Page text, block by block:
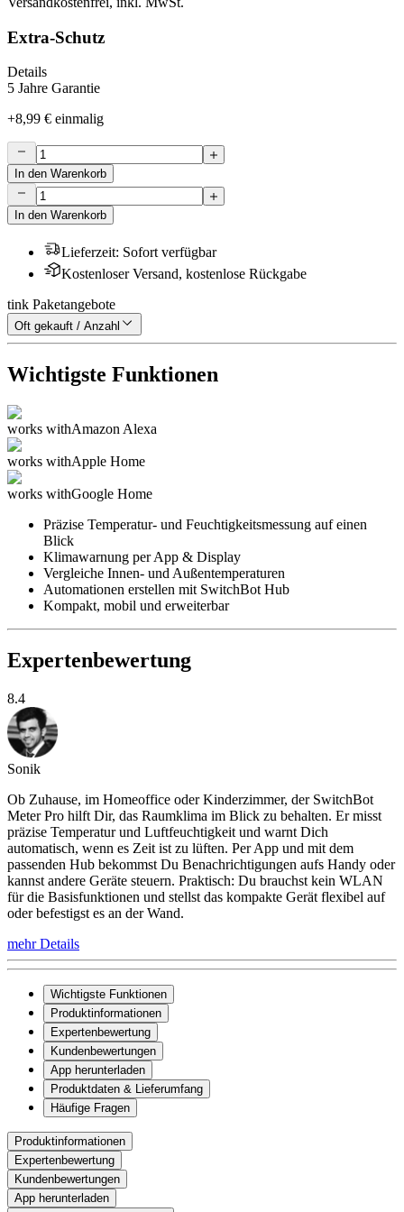
Extra-Schutz
Details
5 Jahre Garantie
+8,99 € einmalig
In den Warenkorb
In den Warenkorb
Lieferzeit: Sofort verfügbar
Kostenloser Versand, kostenlose Rückgabe
tink Paketangebote
Oft gekauft / Anzahl
Wichtigste Funktionen
works withAmazon Alexa
works withApple Home
works withGoogle Home
Präzise Temperatur- und Feuchtigkeitsmessung auf einen
Blick
Klimawarnung per App & Display
Vergleiche Innen- und Außentemperaturen
Automationen erstellen mit SwitchBot Hub
Kompakt, mobil und erweiterbar
Expertenbewertung
8.4
Sonik
Ob Zuhause, im Homeoffice oder Kinderzimmer, der SwitchBot
Meter Pro hilft Dir, das Raumklima im Blick zu behalten. Er misst
präzise Temperatur und Luftfeuchtigkeit und warnt Dich
automatisch, wenn es Zeit ist zu lüften. Per App und mit dem
passenden Hub bekommst Du Benachrichtigungen aufs Handy oder
kannst andere Geräte steuern. Praktisch: Du brauchst kein WLAN
für die Basisfunktionen und stellst das kompakte Gerät flexibel auf
oder befestigst es an der Wand.
mehr Details
Wichtigste Funktionen
Produktinformationen
Expertenbewertung
Kundenbewertungen
App herunterladen
Produktdaten & Lieferumfang
Häufige Fragen
Produktinformationen
Expertenbewertung
Kundenbewertungen
App herunterladen